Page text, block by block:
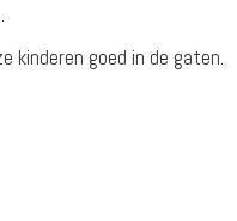
kinderen goed in de gaten.